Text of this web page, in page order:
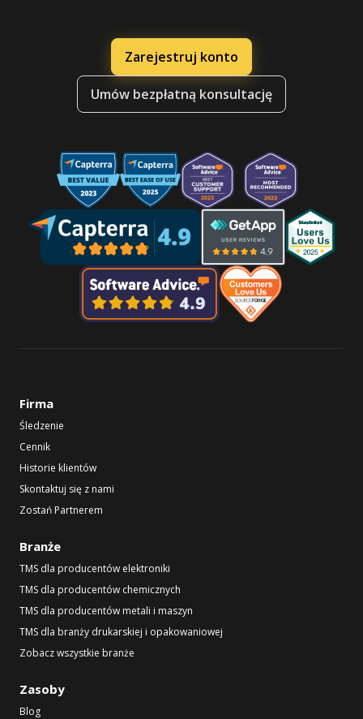
Zarejestruj konto
Umów bezpłatną konsultację
Firma
Śledzenie
Cennik
Historie klientów
Skontaktuj się z nami
Zostań Partnerem
Branże
TMS dla producentów elektroniki
TMS dla producentów chemicznych
TMS dla producentów metali i maszyn
TMS dla branży drukarskiej i opakowaniowej
Zobacz wszystkie branże
Zasoby
Blog